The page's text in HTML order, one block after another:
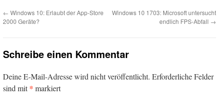
← Windows 10: Erlaubt der App-Store
2000 Geräte?
Windows 10 1703: Microsoft untersucht
endlich FPS-Abfall →
Schreibe einen Kommentar
Deine E-Mail-Adresse wird nicht veröffentlicht. Erforderliche Felder
sind mit* markiert